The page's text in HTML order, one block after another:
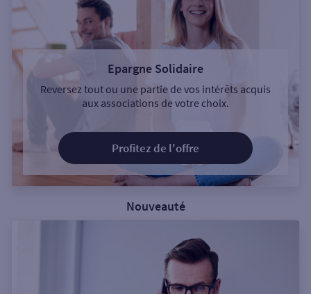
Epargne Solidaire
Reversez tout ou une partie de vos intérêts acquis
aux associations de votre choix.
Profitez de l'offre
Nouveauté